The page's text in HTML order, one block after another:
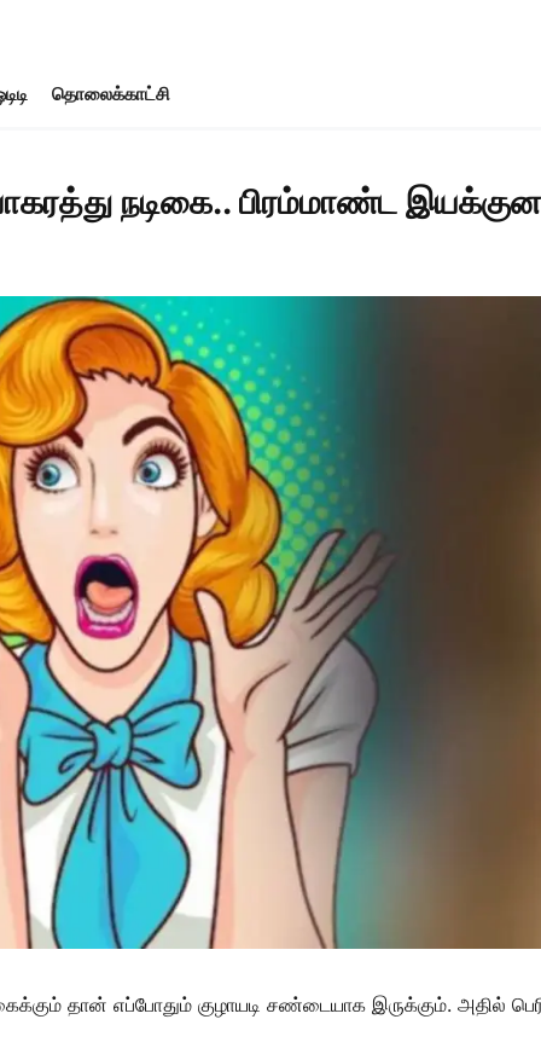
தொலைக்காட்சி
நடிகை.. பிரம்மாண்ட
தான் எப்போதும் குழாயடி சண்டையாக இருக்கும். அதில்